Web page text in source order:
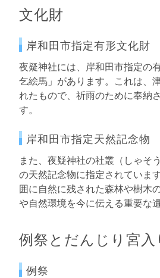
文化財
岸和田市指定有形文化財
夜疑神社には、岸和田市指定の
乞絵馬」があります。これは、
れたもので、祈雨のために奉納
す。
岸和田市指定天然記念物
また、夜疑神社の社叢（しゃそ
の天然記念物に指定されていま
囲に自然に残された森林や樹木
や自然環境を今に伝える重要な遺
例祭とだんじり宮入
例祭